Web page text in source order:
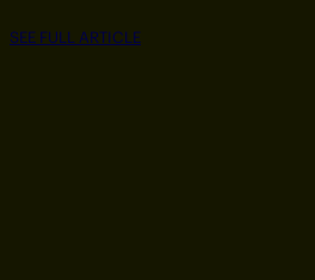
SEE FULL ARTICLE